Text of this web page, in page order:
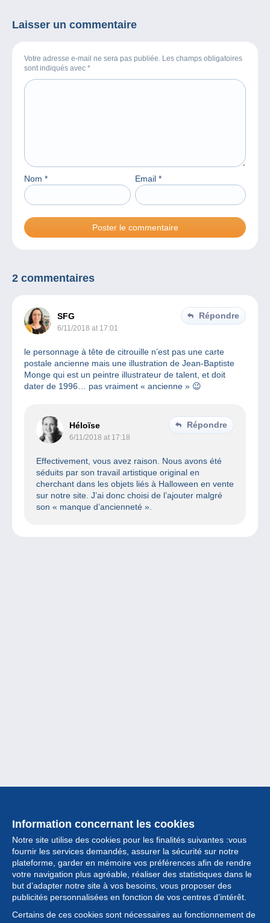
Laisser un commentaire
Votre adresse e-mail ne sera pas publiée. Les champs obligatoires
sont indiqués avec *
Nom * Email *
2 commentaires
SFG
6/11/2018 at 17:01
Répondre
le personnage à tête de citrouille n’est pas une carte
postale ancienne mais une illustration de Jean-Baptiste
Monge qui est un peintre illustrateur de talent, et doit
dater de 1996… pas vraiment « ancienne » 😉
Héloïse
6/11/2018 at 17:18
Répondre
Effectivement, vous avez raison. Nous avons été
séduits par son travail artistique original en
cherchant dans les objets liés à Halloween en vente
sur notre site. J’ai donc choisi de l’ajouter malgré
son « manque d’ancienneté ».
Information concernant les cookies
Notre site utilise des cookies pour les finalités suivantes :vous
fournir les services demandés, assurer la sécurité sur notre
plateforme, garder en mémoire vos préférences afin de rendre
votre navigation plus agréable, réaliser des statistiques dans le
but d’adapter notre site à vos besoins, vous proposer des
publicités personnalisées en fonction de vos centres d’intérêt.
Certains de ces cookies sont nécessaires au fonctionnement de
Collection
Actualités